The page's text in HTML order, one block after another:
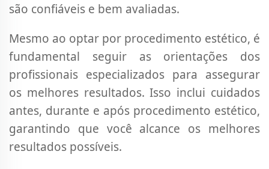
são confiáveis e bem avaliadas.
Mesmo ao optar por procedimento estético, é
fundamental seguir as orientações dos
profissionais especializados para assegurar
os melhores resultados. Isso inclui cuidados
antes, durante e após procedimento estético,
garantindo que você alcance os melhores
resultados possíveis.